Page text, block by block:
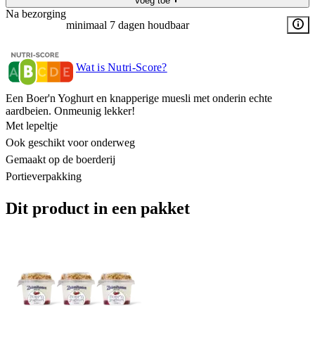
Na bezorging
minimaal 7 dagen houdbaar
Wat is Nutri-Score?
Een Boer'n Yoghurt en knapperige muesli met onderin echte
aardbeien. Onmeunig lekker!
Met lepeltje
Ook geschikt voor onderweg
Gemaakt op de boerderij
Portieverpakking
Dit product in een pakket